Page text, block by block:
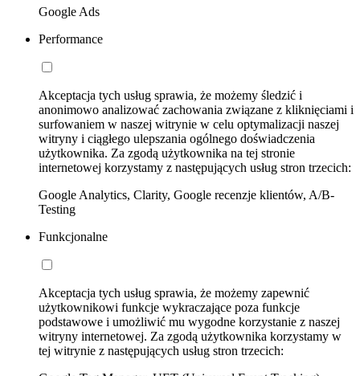
Google Ads
Performance
Akceptacja tych usług sprawia, że możemy śledzić i
anonimowo analizować zachowania związane z kliknięciami i
surfowaniem w naszej witrynie w celu optymalizacji naszej
witryny i ciągłego ulepszania ogólnego doświadczenia
użytkownika. Za zgodą użytkownika na tej stronie
internetowej korzystamy z następujących usług stron trzecich:
Google Analytics, Clarity, Google recenzje klientów, A/B-
Testing
Funkcjonalne
Akceptacja tych usług sprawia, że możemy zapewnić
użytkownikowi funkcje wykraczające poza funkcje
podstawowe i umożliwić mu wygodne korzystanie z naszej
witryny internetowej. Za zgodą użytkownika korzystamy w
tej witrynie z następujących usług stron trzecich: